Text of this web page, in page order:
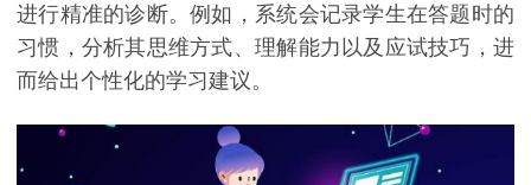
进行精准的诊断。例如，系统会记录学生在答题时的
习惯，分析其思维方式、理解能力以及应试技巧，进
而给出个性化的学习建议。